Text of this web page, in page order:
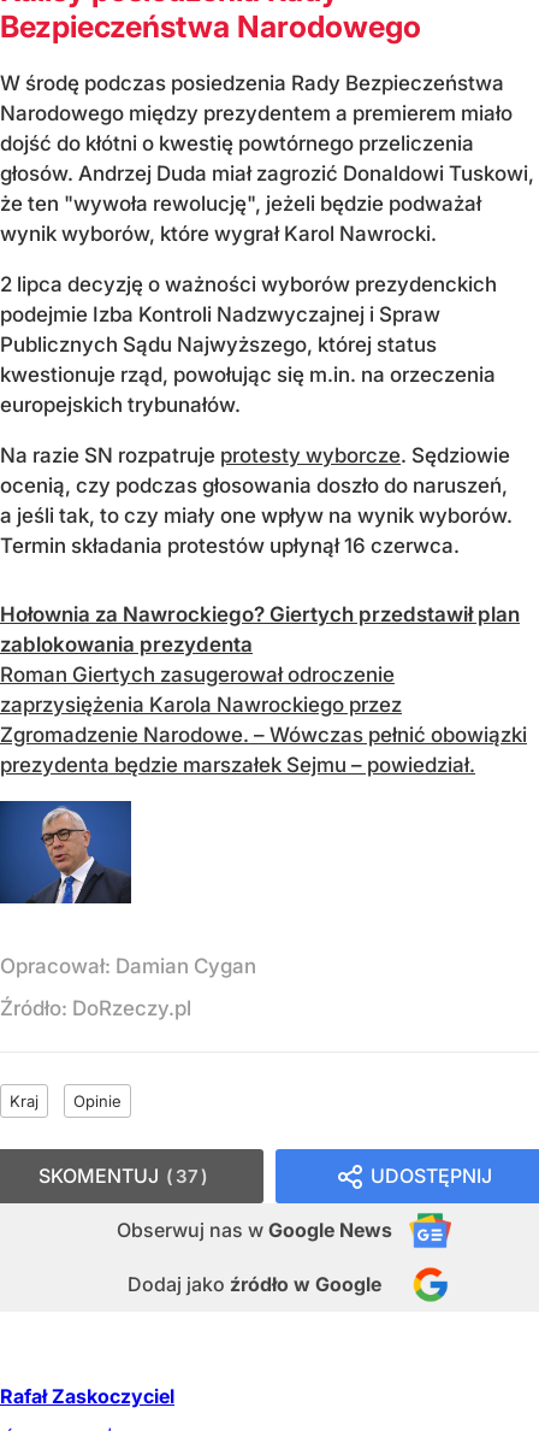
Bezpieczeństwa Narodowego
W środę podczas posiedzenia Rady Bezpieczeństwa
Narodowego między prezydentem a premierem miało
dojść do kłótni o kwestię powtórnego przeliczenia
głosów. Andrzej Duda miał zagrozić Donaldowi Tuskowi,
że ten "wywoła rewolucję", jeżeli będzie podważał
wynik wyborów, które wygrał Karol Nawrocki.
2 lipca decyzję o ważności wyborów prezydenckich
podejmie Izba Kontroli Nadzwyczajnej i Spraw
Publicznych Sądu Najwyższego, której status
kwestionuje rząd, powołując się m.in. na orzeczenia
europejskich trybunałów.
Na razie SN rozpatruje protesty wyborcze. Sędziowie
ocenią, czy podczas głosowania doszło do naruszeń,
a jeśli tak, to czy miały one wpływ na wynik wyborów.
Termin składania protestów upłynął 16 czerwca.
Hołownia za Nawrockiego? Giertych przedstawił plan
zablokowania prezydenta
Roman Giertych zasugerował odroczenie
zaprzysiężenia Karola Nawrockiego przez
Zgromadzenie Narodowe. – Wówczas pełnić obowiązki
prezydenta będzie marszałek Sejmu – powiedział.
Opracował: Damian Cygan
Źródło: DoRzeczy.pl
Kraj Opinie
UDOSTĘPNIJ
Obserwuj nas w Google News
Dodaj jako źródło w Google
SKOMENTUJ 37
Rafał Zaskoczyciel